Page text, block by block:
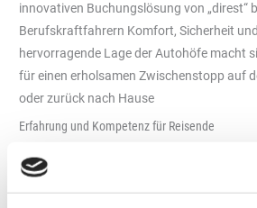
innovativen Buchungslösung von „direst“
Berufskraftfahrern Komfort, Sicherheit
hervorragende Lage der Autohöfe macht
für einen erholsamen Zwischenstopp auf
oder zurück nach Hause
Erfahrung und Kompetenz für Reisende
verlässlicher Partner im Bereich
Deutschland. Mit aktuell zehn Standorten